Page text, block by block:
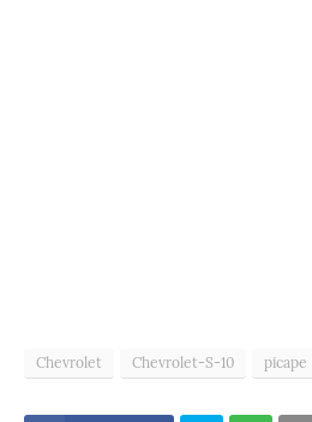
Chevrolet Chevrolet-S-10 picape